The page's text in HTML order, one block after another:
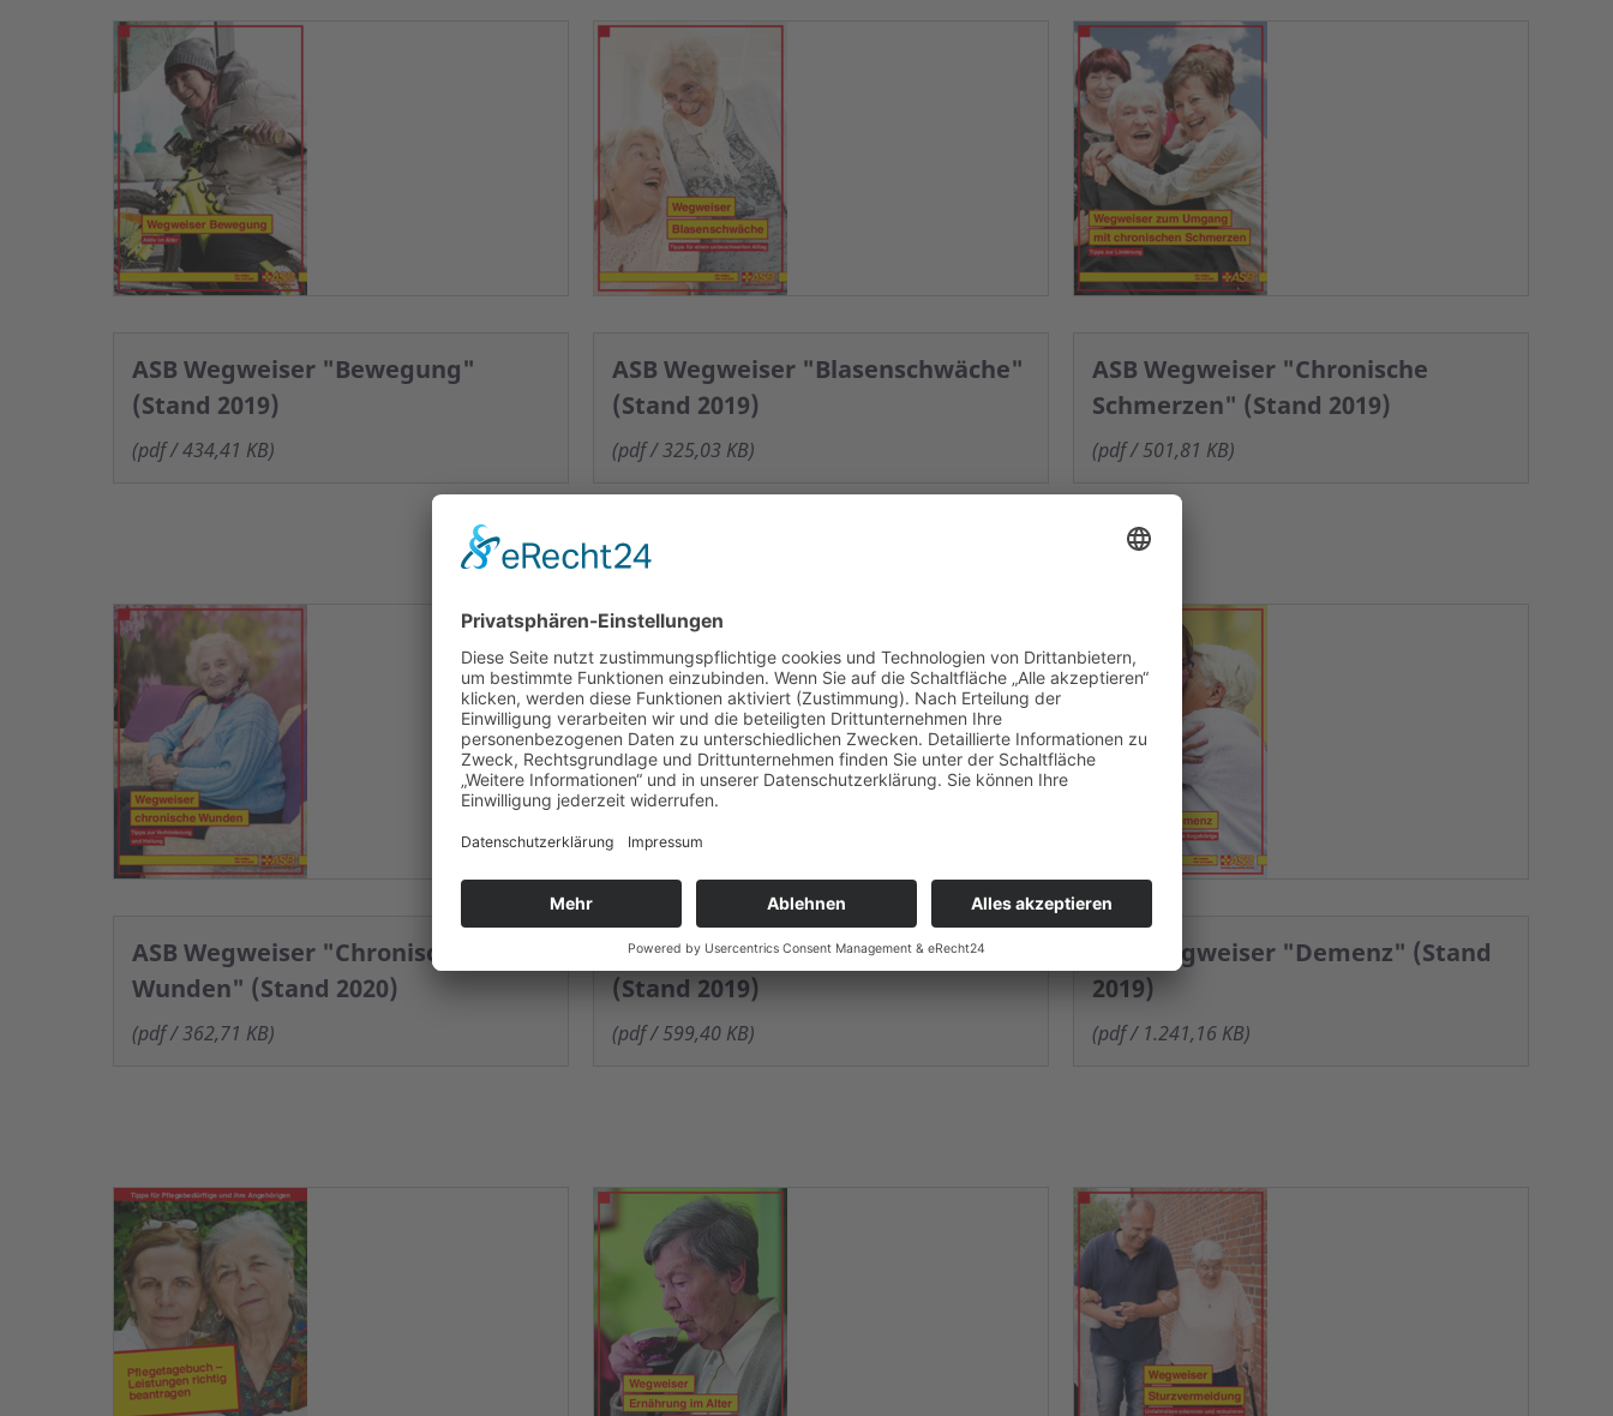
ASB Wegweiser "Bewegung"
(Stand 2019)
(pdf / 434,41 KB)
ASB Wegweiser "Blasenschwäche"
(Stand 2019)
(pdf / 325,03 KB)
ASB Wegweiser "Chronische
Schmerzen" (Stand 2019)
(pdf / 501,81 KB)
ASB Wegweiser "Chronische
Wunden" (Stand 2020)
(pdf / 362,71 KB)
ASB Wegweiser "Dekubitus"
(Stand 2019)
(pdf / 599,40 KB)
ASB Wegweiser "Demenz" (Stand
2019)
(pdf / 1.241,16 KB)